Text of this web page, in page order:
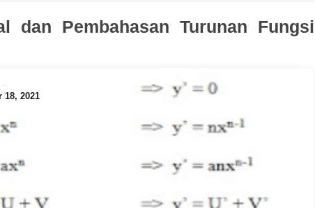
dan Pembahasan Turunan Fungsi
18, 2021